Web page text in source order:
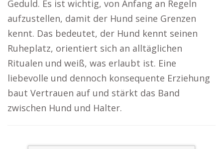
Geduld. Es ist wichtig, von Anfang an Regeln
aufzustellen, damit der Hund seine Grenzen
kennt. Das bedeutet, der Hund kennt seinen
Ruheplatz, orientiert sich an alltäglichen
Ritualen und weiß, was erlaubt ist. Eine
liebevolle und dennoch konsequente Erziehung
baut Vertrauen auf und stärkt das Band
zwischen Hund und Halter.